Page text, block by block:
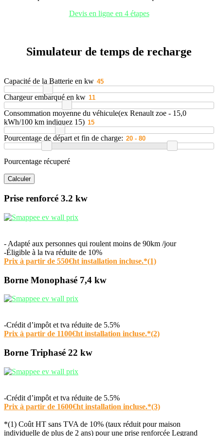
Devis en ligne en 4 étapes
Simulateur de temps de recharge
Capacité de la Batterie en kw
Chargeur embarqué en kw
Consommation moyenne du véhicule(ex Renault zoe - 15,0
kWh/100 km indiquez 15)
Pourcentage de départ et fin de charge:
Pourcentage récuperé
Prise renforcé 3.2 kw
- Adapté aux personnes qui roulent moins de 90km /jour
-Éligible à la tva réduite de 10%
Prix à partir de 550€ht installation incluse.*(1)
Borne Monophasé 7,4 kw
-Crédit d’impôt et tva réduite de 5.5%
Prix à partir de 1100€ht installation incluse.*(2)
Borne Triphasé 22 kw
-Crédit d’impôt et tva réduite de 5.5%
Prix à partir de 1600€ht installation incluse.*(3)
*(1) Coût HT sans TVA de 10% (taux réduit pour maison
individuelle de plus de 2 ans) pour une prise renforcée Legrand